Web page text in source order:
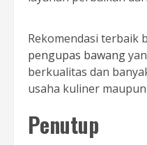
Rekomendasi terbaik
pengupas bawang
berkualitas dan
usaha kuliner
Penutup